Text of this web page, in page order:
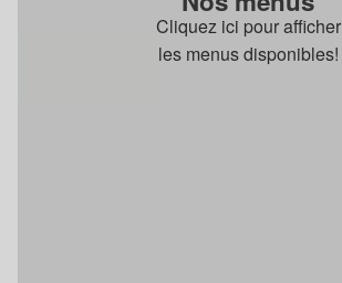
Cliquez ici pour afficher
les menus disponibles!